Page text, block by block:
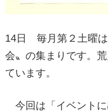
14日 毎月第２土曜
会〟の集まりです。
ています。
今回は「イベント